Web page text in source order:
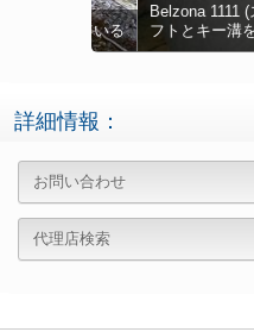
Belzona 1111 (スー
フトとキー溝を補修
詳細情報：
お問い合わせ
代理店検索